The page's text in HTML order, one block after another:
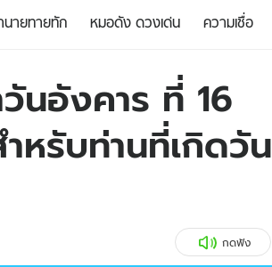
รวจหวย
ทย
ไลฟ์สไตล์
ผู้ชาย
วัยรุ่น
ไอที
เที่ยว-กิน
Tasteful Thailand
นายทายทัก หมอดัง ดวงเด่น ความเชื่อ
นอังคาร ที่ 16
หรับท่านที่เกิดวัน
กดฟัง